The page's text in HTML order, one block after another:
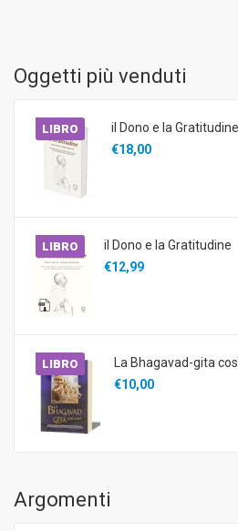
Oggetti più venduti
LIBRO
il Dono e la Gratitudine
€18,00
LIBRO
il Dono e la Gratitudine
€12,99
LIBRO
La Bhagavad-gita
€10,00
Argomenti